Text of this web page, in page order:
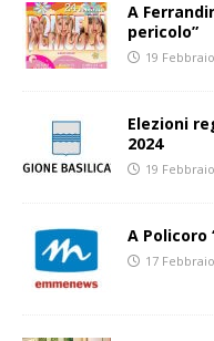
A
pericolo”
19
Elezioni
2024
19
A Policoro
17